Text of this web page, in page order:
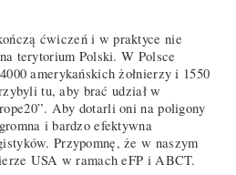
ćwiczeń i w praktyce nie
terytorium Polski. W Polsce
amerykańskich żołnierzy i 1550
tu, aby brać udział w
Aby dotarli oni na poligony
i bardzo efektywna
Przypomnę, że w naszym
USA w ramach eFP i ABCT.